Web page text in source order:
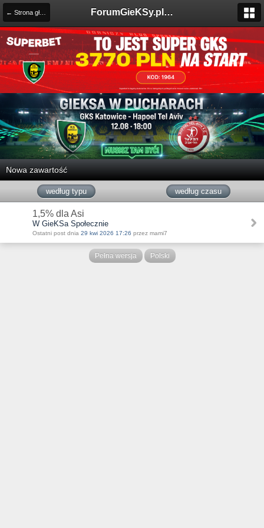
← Strona główna ForumGieKSy.pl - Oficjalne forum kibiców GKS Katowice
Nowa zawartość
według typu według czasu
1,5% dla Asi
W GieKSa Społecznie
Ostatni post dnia 29 kwi 2026 17:26 przez mami7
Pełna wersja Polski